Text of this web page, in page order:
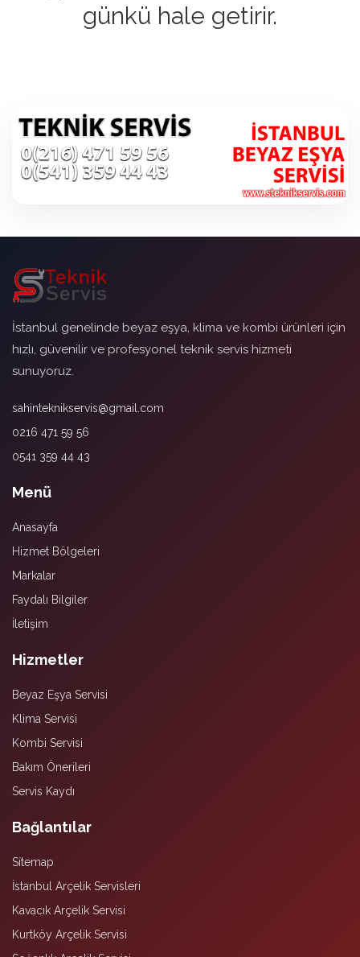
günkü hale getirir.
İstanbul genelinde beyaz eşya, klima ve kombi ürünleri için
hızlı, güvenilir ve profesyonel teknik servis hizmeti
sunuyoruz.
sahinteknikservis@gmail.com
0216 471 59 56
0541 359 44 43
Menü
Anasayfa
Hizmet Bölgeleri
Markalar
Faydalı Bilgiler
İletişim
Hizmetler
Beyaz Eşya Servisi
Klima Servisi
Kombi Servisi
Bakım Önerileri
Servis Kaydı
Bağlantılar
Sitemap
İstanbul Arçelik Servisleri
Kavacık Arçelik Servisi
Kurtköy Arçelik Servisi